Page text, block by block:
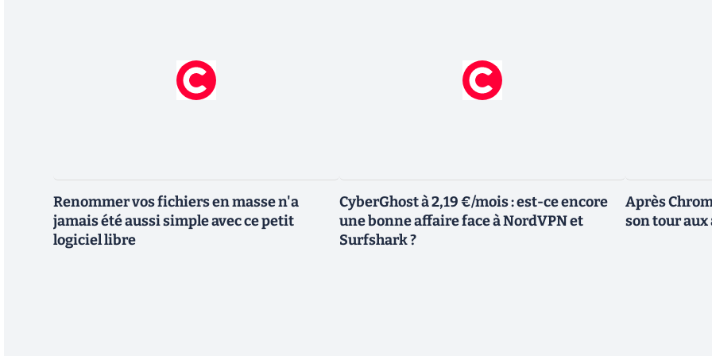
Renommer vos fichiers en masse n'a
jamais été aussi simple avec ce petit
logiciel libre
CyberGhost à 2,19 €/mois : est-ce encore
une bonne affaire face à NordVPN et
Surfshark ?
Après
son tour